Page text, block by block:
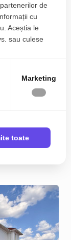
m2
de
cu
Aceștia le
sau culese
Marketing
toate